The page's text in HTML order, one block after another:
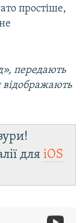
простіше,
передають
відображають
для iOS